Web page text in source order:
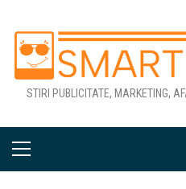
content
STIRI PUBLICITATE, MARKETING,
Primary